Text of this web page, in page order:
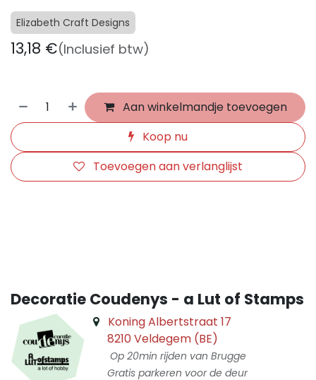
Elizabeth Craft Designs
13,18 €(Inclusief btw)
Aan winkelmandje toevoegen
Koop nu
Toevoegen aan verlanglijst
Decoratie Coudenys - a Lut of Stamps
Koning Albertstraat 17
8210 Veldegem (BE)
Op 20min rijden van Brugge
Gratis parkeren voor de deur